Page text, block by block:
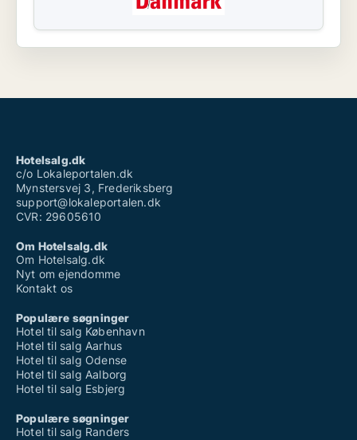
Hotelsalg.dk
c/o Lokaleportalen.dk
Mynstersvej 3, Frederiksberg
support@lokaleportalen.dk
CVR: 29605610
Om Hotelsalg.dk
Om Hotelsalg.dk
Nyt om ejendomme
Kontakt os
Populære søgninger
Hotel til salg København
Hotel til salg Aarhus
Hotel til salg Odense
Hotel til salg Aalborg
Hotel til salg Esbjerg
Populære søgninger
Hotel til salg Randers